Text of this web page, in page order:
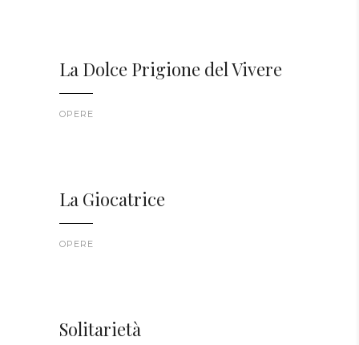
La Dolce Prigione del Vivere
OPERE
La Giocatrice
OPERE
Solitarietà